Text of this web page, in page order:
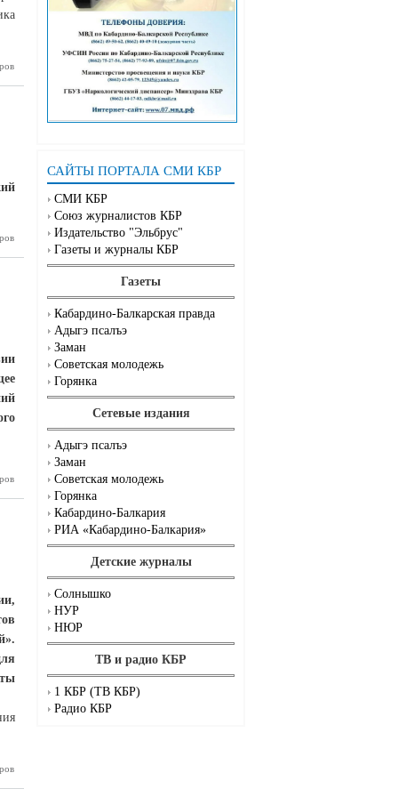
САЙТЫ ПОРТАЛА СМИ КБР
СМИ КБР
Союз журналистов КБР
Издательство "Эльбрус"
Газеты и журналы КБР
Газеты
Кабардино-Балкарская правда
Адыгэ псалъэ
Заман
Советская молодежь
Горянка
Сетевые издания
Адыгэ псалъэ
Заман
Советская молодежь
Горянка
Кабардино-Балкария
РИА «Кабардино-Балкария»
Детские журналы
Солнышко
НУР
НЮР
ТВ и радио КБР
1 КБР (ТВ КБР)
Радио КБР
лучшая